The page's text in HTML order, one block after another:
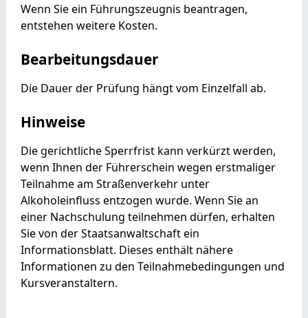
Wenn Sie ein Führungszeugnis beantragen,
entstehen weitere Kosten.
Bearbeitungsdauer
Die Dauer der Prüfung hängt vom Einzelfall ab.
Hinweise
Die gerichtliche Sperrfrist kann verkürzt werden,
wenn Ihnen der Führerschein wegen erstmaliger
Teilnahme am Straßenverkehr unter
Alkoholeinfluss entzogen wurde. Wenn Sie an
einer Nachschulung teilnehmen dürfen, erhalten
Sie von der Staatsanwaltschaft ein
Informationsblatt. Dieses enthält nähere
Informationen zu den Teilnahmebedingungen und
Kursveranstaltern.